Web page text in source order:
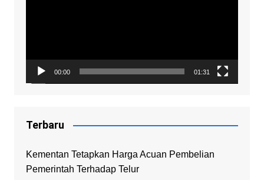
00:00 01:31
Terbaru
Kementan Tetapkan Harga Acuan Pembelian
Pemerintah Terhadap Telur